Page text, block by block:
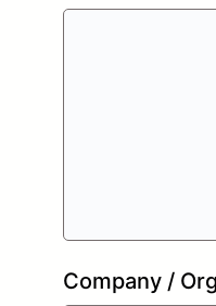
Company /